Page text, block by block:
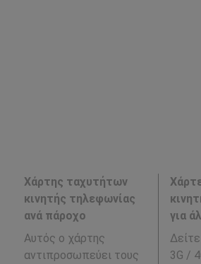
Χάρτης ταχυτήτων
κινητής τηλεφωνίας
ανά πάροχο
Αυτός ο χάρτης
αντιπροσωπεύει τους
για
3G /